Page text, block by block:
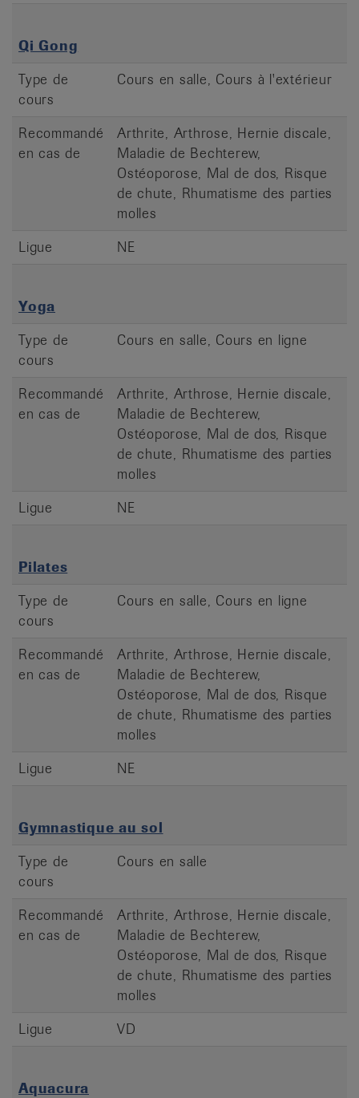
Qi Gong
Type de
cours
Cours en salle, Cours à l'extérieur
Recommandé
en cas de
Arthrite, Arthrose, Hernie discale,
Maladie de Bechterew,
Ostéoporose, Mal de dos, Risque
de chute, Rhumatisme des parties
molles
Ligue
NE
Yoga
Type de
cours
Cours en salle, Cours en ligne
Recommandé
en cas de
Arthrite, Arthrose, Hernie discale,
Maladie de Bechterew,
Ostéoporose, Mal de dos, Risque
de chute, Rhumatisme des parties
molles
Ligue
NE
Pilates
Type de
cours
Cours en salle, Cours en ligne
Recommandé
en cas de
Arthrite, Arthrose, Hernie discale,
Maladie de Bechterew,
Ostéoporose, Mal de dos, Risque
de chute, Rhumatisme des parties
molles
Ligue
NE
Gymnastique au sol
Type de
cours
Cours en salle
Recommandé
en cas de
Arthrite, Arthrose, Hernie discale,
Maladie de Bechterew,
Ostéoporose, Mal de dos, Risque
de chute, Rhumatisme des parties
molles
Ligue
VD
Aquacura